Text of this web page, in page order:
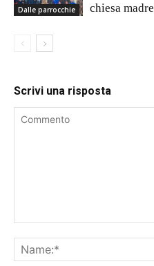
Dalle parrocchie
chiesa madre
Scrivi una risposta